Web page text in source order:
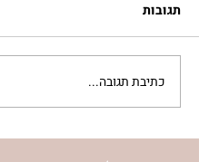
מתגעגעות לבית
השיעור לתשעה באב
ימימה מזרחי
תגובות
כתיבת תגובה...